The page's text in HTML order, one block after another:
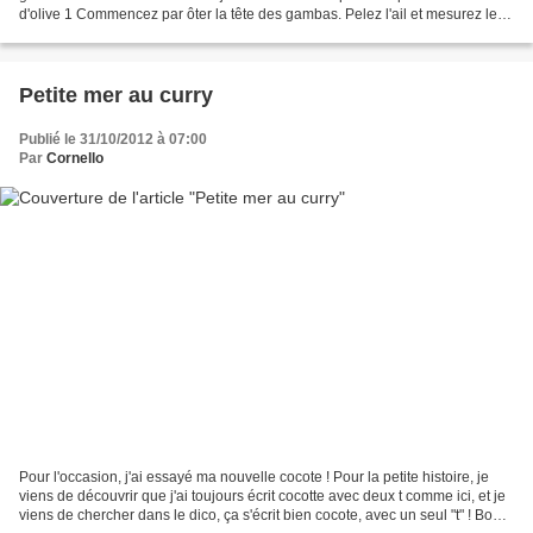
d'olive 1 Commencez par ôter la tête des gambas. Pelez l'ail et mesurez le
Petite mer au curry
Publié le 31/10/2012 à 07:00
Par Cornello
Pour l'occasion, j'ai essayé ma nouvelle cocote ! Pour la petite histoire, je
viens de découvrir que j'ai toujours écrit cocotte avec deux t comme ici, et je
viens de chercher dans le dico, ça s'écrit bien cocote, avec un seul "t" ! Bon,